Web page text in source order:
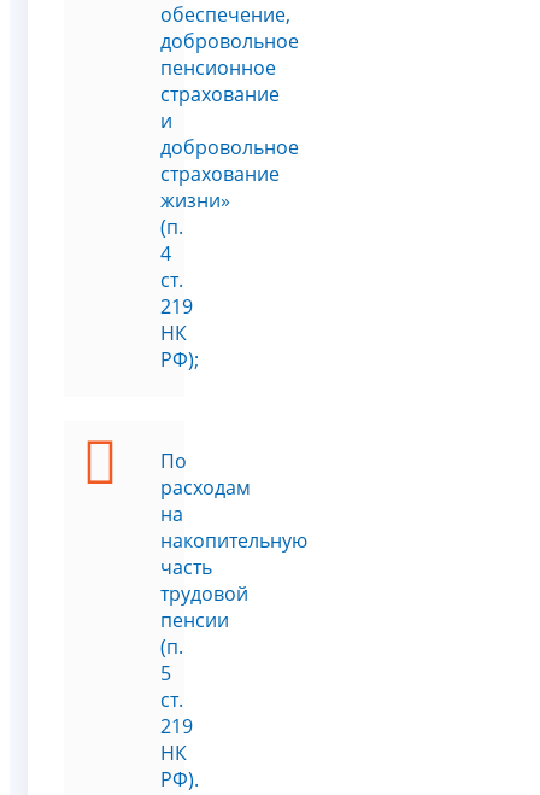
обеспечение,
добровольное
пенсионное
страхование
и
добровольное
страхование
жизни»
(п.
4
ст.
219
НК
РФ);
По
расходам
на
накопительную
часть
трудовой
пенсии
(п.
5
ст.
219
НК
РФ).